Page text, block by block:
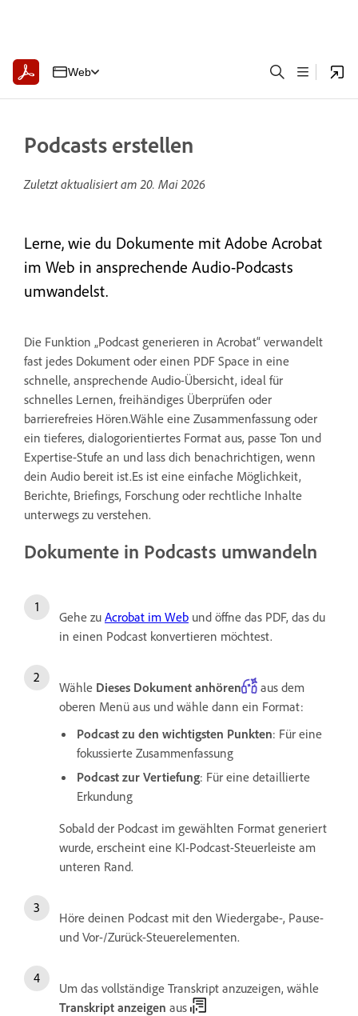
Web
Podcasts erstellen
Zuletzt aktualisiert am20. Mai 2026
Lerne, wie du Dokumente mit Adobe Acrobat
im Web in ansprechende Audio-Podcasts
umwandelst.
Die Funktion „Podcast generieren in Acrobat“ verwandelt
fast jedes Dokument oder einen PDF Space in eine
schnelle, ansprechende Audio-Übersicht, ideal für
schnelles Lernen, freihändiges Überprüfen oder
barrierefreies Hören.Wähle eine Zusammenfassung oder
ein tieferes, dialogorientiertes Format aus, passe Ton und
Expertise-Stufe an und lass dich benachrichtigen, wenn
dein Audio bereit ist.Es ist eine einfache Möglichkeit,
Berichte, Briefings, Forschung oder rechtliche Inhalte
unterwegs zu verstehen.
Dokumente in Podcasts umwandeln
Gehe zu Acrobat im Web und öffne das PDF, das du
in einen Podcast konvertieren möchtest.
Wähle Dieses Dokument anhören
aus dem
oberen Menü aus und wähle dann ein Format:
Podcast zu den wichtigsten Punkten: Für eine
fokussierte Zusammenfassung
Podcast zur Vertiefung: Für eine detaillierte
Erkundung
Sobald der Podcast im gewählten Format generiert
wurde, erscheint eine KI-Podcast-Steuerleiste am
unteren Rand.
Höre deinen Podcast mit den Wiedergabe-, Pause-
und Vor-/Zurück-Steuerelementen.
Um das vollständige Transkript anzuzeigen, wähle
Transkript anzeigen aus